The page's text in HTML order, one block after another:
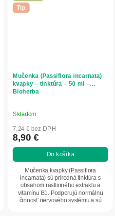
Tip
Mučenka (Passiflora incarnata)
kvapky – tinktúra – 50 ml –
Bioherba
Skladom
7,24 € bez DPH
8,90 €
Do košíka
Mučenka kvapky (Passiflora
incarnata) sú prírodná tinktúra s
obsahom rastlinného extraktu a
vitamínu B1. Podporujú normálnu
činnosť nervového systému a sú